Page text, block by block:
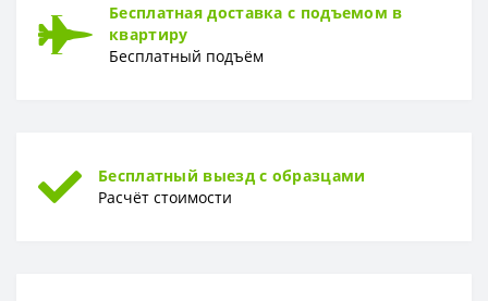
Бесплатная доставка с подъемом в
квартиру
Бесплатный подъём
Бесплатный выезд с образцами
Расчёт стоимости